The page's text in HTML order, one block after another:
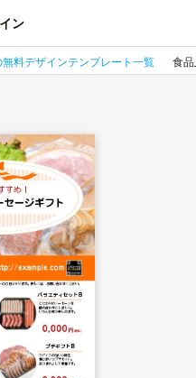
ン
料デザインテンプレート一覧 食品